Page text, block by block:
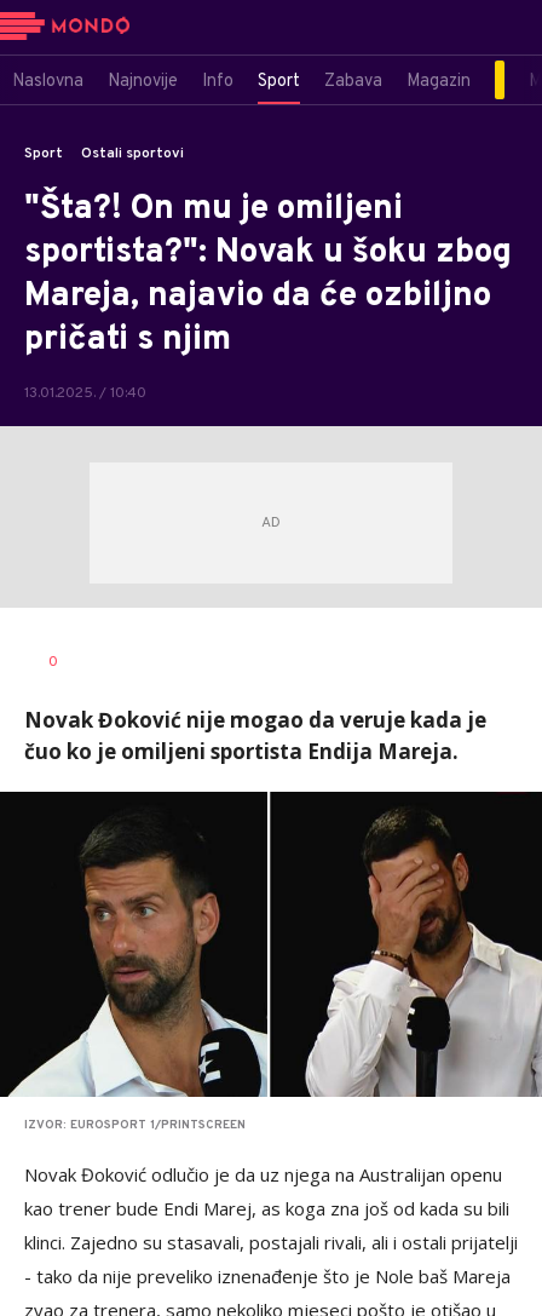
Naslovna Najnovije Info Sport Zabava Magazin
Sport Ostali sportovi
"Šta?! On mu je omiljeni
sportista?": Novak u šoku zbog
Mareja, najavio da će ozbiljno
pričati s njim
13.01.2025. / 10:40
0
Novak Đoković nije mogao da veruje kada je
čuo ko je omiljeni sportista Endija Mareja.
IZVOR: EUROSPORT 1/PRINTSCREEN
Novak Đoković odlučio je da uz njega na Australijan openu
kao trener bude Endi Marej, as koga zna još od kada su bili
klinci. Zajedno su stasavali, postajali rivali, ali i ostali prijatelji
- tako da nije preveliko iznenađenje što je Nole baš Mareja
zvao za trenera, samo nekoliko mjeseci pošto je otišao u